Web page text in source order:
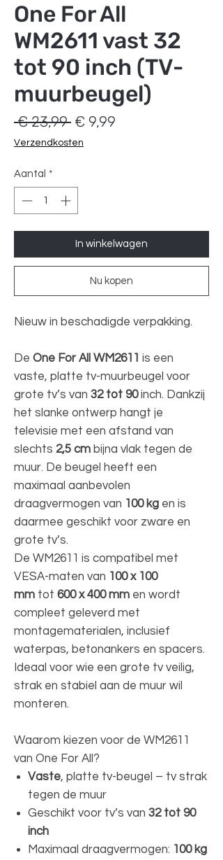
One For All
WM2611 vast 32
tot 90 inch (TV-
muurbeugel)
€ 23,99 Normale
prijs
€ 9,99
Verzendkosten
Aantal *
In winkelwagen
Nu kopen
Nieuw in beschadigde verpakking.
De One For All WM2611 is een
vaste, platte tv-muurbeugel voor
grote tv’s van 32 tot 90inch. Dankzij
het slanke ontwerp hangt je
televisie met een afstand van
slechts 2,5 cm bijna vlak tegen de
muur. De beugel heeft een
maximaal aanbevolen
draagvermogen van 100 kg en is
daarmee geschikt voor zware en
grote tv’s.
De WM2611 is compatibel met
VESA-maten van 100 x 100
mm tot 600 x 400 mm en wordt
compleet geleverd met
montagematerialen, inclusief
waterpas, betonankers en spacers.
Ideaal voor wie een grote tv veilig,
strak en stabiel aan de muur wil
monteren.
Waarom kiezen voor de WM2611
van One For All?
Vaste, platte tv-beugel – tv strak
tegen de muur
Geschikt voor tv’s van 32 tot 90
inch
Maximaal draagvermogen: 100 kg